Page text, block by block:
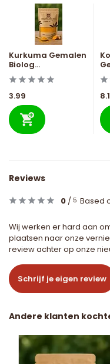
Kurkuma Gemalen
Biolog...
3.99
Reviews
0 / 5 Based
Wij werken er hard aan
plaatsen naar onze
review achter op onze
Schrijf je eigen review
Andere klanten